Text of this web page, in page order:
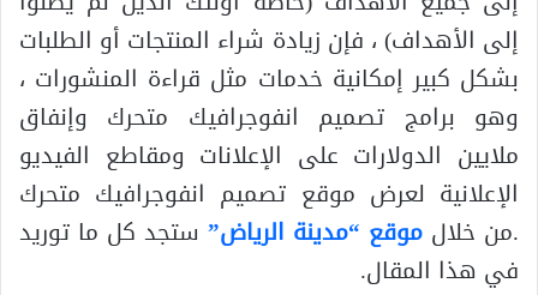
إلى الأهداف) ، فإن زيادة شراء المنتجات أو الطلبات
بشكل كبير إمكانية خدمات مثل قراءة المنشورات ،
وهو برامج تصميم انفوجرافيك متحرك وإنفاق
ملايين الدولارات على الإعلانات ومقاطع الفيديو
الإعلانية لعرض موقع تصميم انفوجرافيك متحرك
.من خلال موقع “مدينة الرياض” ستجد كل ما توريد
في هذا المقال.